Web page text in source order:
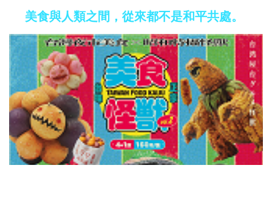
美食與人類之間，從來都不是和平共處。